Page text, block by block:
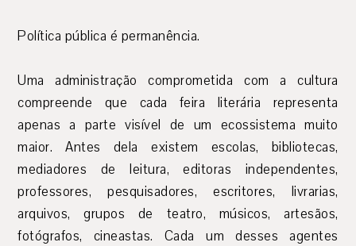
Política pública é permanência.
Uma administração comprometida com a cultura
compreende que cada feira literária representa
apenas a parte visível de um ecossistema muito
maior. Antes dela existem escolas, bibliotecas,
mediadores de leitura, editoras independentes,
professores, pesquisadores, escritores, livrarias,
arquivos, grupos de teatro, músicos, artesãos,
fotógrafos, cineastas. Cada um desses agentes